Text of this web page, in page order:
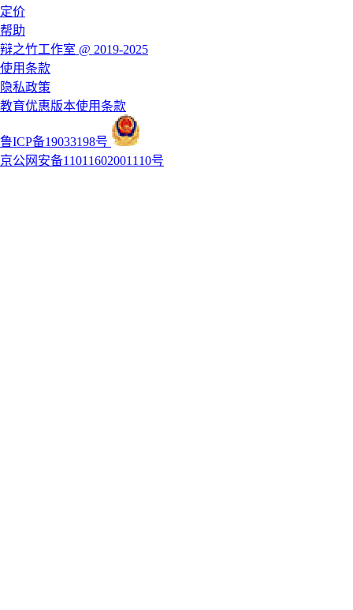
定价
帮助
辩之竹工作室 @ 2019-2025
使用条款
隐私政策
教育优惠版本使用条款
鲁ICP备19033198号
京公网安备11011602001110号